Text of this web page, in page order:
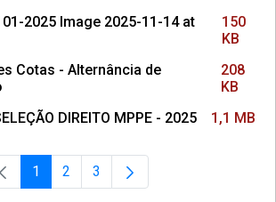
01-2025 Image 2025-11-14 at
150
KB
Cotas - Alternância de
208
KB
DIREITO MPPE - 2025
1,1 MB
Página
1 Página
2 Página
3